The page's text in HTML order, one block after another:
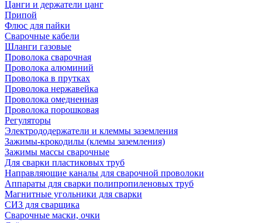
Цанги и держатели цанг
Припой
Флюс для пайки
Сварочные кабели
Шланги газовые
Проволока сварочная
Проволока алюминий
Проволока в прутках
Проволока нержавейка
Проволока омедненная
Проволока порошковая
Регуляторы
Электрододержатели и клеммы заземления
Зажимы-крокодилы (клемы заземления)
Зажимы массы сварочные
Для сварки пластиковых труб
Направляющие каналы для сварочной проволоки
Аппараты для сварки полипропиленовых труб
Магнитные угольники для сварки
СИЗ для сварщика
Сварочные маски, очки